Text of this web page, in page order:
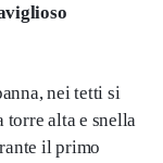
nei tetti si
alta e snella
il primo